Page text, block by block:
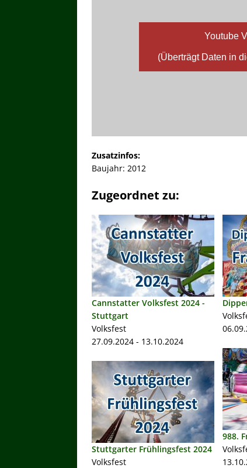
Youtube
(Überträgt Daten in
Zusatzinfos:
Baujahr: 2012
Zugeordnet zu:
Cannstatter Volksfest 2024 -
Stuttgart
Volksfest
27.09.2024 - 13.10.2024
Stuttgarter Frühlingsfest 2024
Volksfest
988.